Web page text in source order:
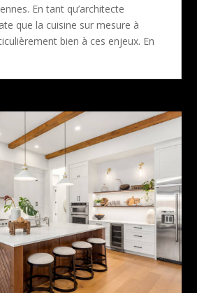
En tant qu’architecte
que la cuisine sur mesure à
bien à ces enjeux. En